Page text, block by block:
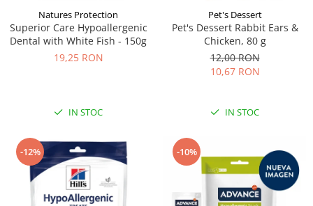
Natures Protection
Superior Care Hypoallergenic
Dental with White Fish - 150g
19,25 RON
IN STOC
Pet's Dessert
Pet's Dessert Rabbit Ears &
Chicken, 80 g
12,00 RON
10,67 RON
IN STOC
-12% -10%